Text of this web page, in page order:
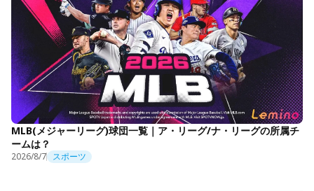
MLB(メジャーリーグ)球団一覧｜ア・リーグ/ナ・リーグの所属チ
ームは？
2026/8/7 スポーツ